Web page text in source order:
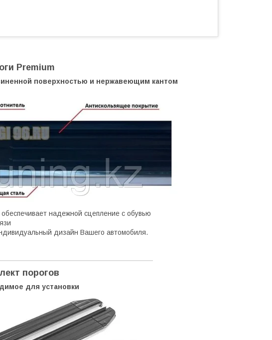
Premium
поверхностью и нержавеющим кантом
надежной сцепление с обувью
дизайн Вашего автомобиля.
порогов
для установки